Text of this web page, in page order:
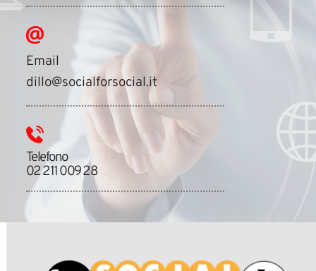
Email
dillo@socialforsocial.it
Telefono
02 211 009 28